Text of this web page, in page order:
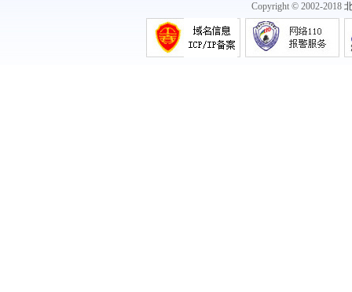
Copyright © 2002-2018